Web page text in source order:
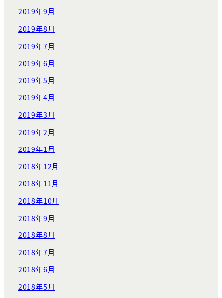
2019年9月
2019年8月
2019年7月
2019年6月
2019年5月
2019年4月
2019年3月
2019年2月
2019年1月
2018年12月
2018年11月
2018年10月
2018年9月
2018年8月
2018年7月
2018年6月
2018年5月